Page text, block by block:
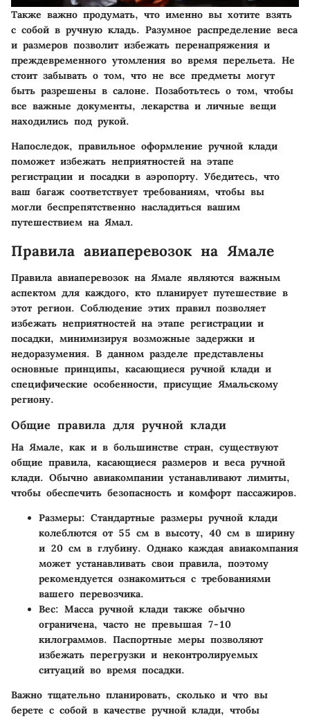
Также важно продумать, что именно вы хотите взять
с собой в ручную кладь. Разумное распределение веса
и размеров позволит избежать перенапряжения и
преждевременного утомления во время перельета. Не
стоит забывать о том, что не все предметы могут
быть разрешены в салоне. Позаботьтесь о том, чтобы
все важные документы, лекарства и личные вещи
находились под рукой.
Напоследок, правильное оформление ручной клади
поможет избежать неприятностей на этапе
регистрации и посадки в аэропорту. Убедитесь, что
ваш багаж соответствует требованиям, чтобы вы
могли беспрепятственно насладиться вашим
путешествием на Ямал.
Правила авиаперевозок на Ямале
Правила авиаперевозок на Ямале являются важным
аспектом для каждого, кто планирует путешествие в
этот регион. Соблюдение этих правил позволяет
избежать неприятностей на этапе регистрации и
посадки, минимизируя возможные задержки и
недоразумения. В данном разделе представлены
основные принципы, касающиеся ручной клади и
специфические особенности, присущие Ямальскому
региону.
Общие правила для ручной клади
На Ямале, как и в большинстве стран, существуют
общие правила, касающиеся размеров и веса ручной
клади. Обычно авиакомпании устанавливают лимиты,
чтобы обеспечить безопасность и комфорт пассажиров.
Размеры: Стандартные размеры ручной клади
колеблются от 55 см в высоту, 40 см в ширину
и 20 см в глубину. Однако каждая авиакомпания
может устанавливать свои правила, поэтому
рекомендуется ознакомиться с требованиями
вашего перевозчика.
Вес: Масса ручной клади также обычно
ограничена, часто не превышая 7-10
килограммов. Паспортные меры позволяют
избежать перегрузки и неконтролируемых
ситуаций во время посадки.
Важно тщательно планировать, сколько и что вы
берете с собой в качестве ручной клади, чтобы